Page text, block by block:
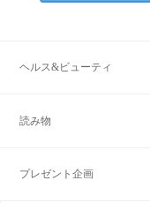
ヘルス&ビューティ
読み物
プレゼント企画